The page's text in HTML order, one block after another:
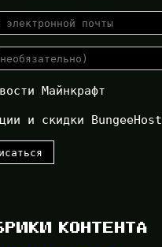
Майнкрафт
и скидки BungeeHost
КОНТЕНТА